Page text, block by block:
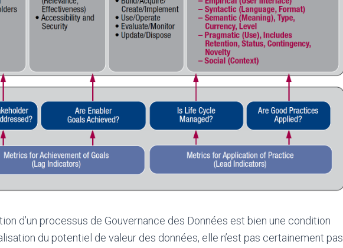
d’un processus de Gouvernance des Données est bien une condition
du potentiel de valeur des données, elle n’est pas certainement pas